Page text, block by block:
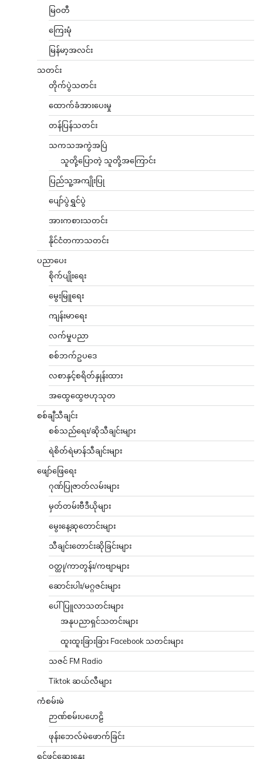
မြဝတီ
ကြေးမုံ
မြန်မာ့အလင်း
သတင်း
တိုက်ပွဲသတင်း
ထောက်ခံအားပေးမှု
တန်ပြန်သတင်း
သကသအကွဲအပြဲ
သူတို့ပြောတဲ့ သူတို့အကြောင်း
ပြည်သူ့အကျိုးပြု
ပျော်ပွဲရွှင်ပွဲ
အားကစားသတင်း
နိုင်ငံတကာသတင်း
ပညာပေး
စိုက်ပျိုးရေး
မွေးမြူရေး
ကျန်းမာရေး
လက်မှုပညာ
စစ်ဘက်ဥပဒေ
လစာနှင့်စရိတ်နှုန်းထား
အထွေထွေဗဟုသုတ
စစ်ချီသီချင်း
စစ်သည်ရေး/ဆိုသီချင်းများ
ရဲစိတ်ရဲမာန်သီချင်းများ
ဖျော်ဖြေရေး
ဂုဏ်ပြုဇာတ်လမ်းများ
မှတ်တမ်းဗီဒီယိုများ
မွေးနေ့ဆုတောင်းများ
သီချင်းတောင်းဆိုခြင်းများ
ဝတ္ထု/ကာတွန်း/ကဗျာများ
ဆောင်းပါး/မဂ္ဂဇင်းများ
ပေါ်ပြူလာသတင်းများ
အနုပညာရှင်သတင်းများ
ထူးထူးခြားခြား Facebook သတင်းများ
သဇင် FM Radio
Tiktok ဆယ်လီများ
ကံစမ်းမဲ
ဉာဏ်စမ်းပဟေဠိ
ဖုန်းဘေလ်မဲဖောက်ခြင်း
ရင်ဖွင့်ဆွေးနွေး